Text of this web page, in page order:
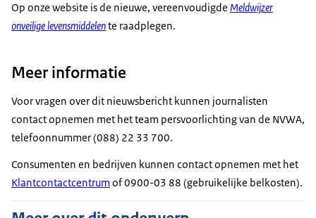
Op onze website is de nieuwe, vereenvoudigde Meldwijzer
onveilige levensmiddelente raadplegen.
Meer informatie
Voor vragen over dit nieuwsbericht kunnen journalisten
contact opnemen met het team persvoorlichting van de NVWA,
telefoonnummer (088) 22 33 700.
Consumenten en bedrijven kunnen contact opnemen met het
Klantcontactcentrum of 0900-03 88 (gebruikelijke belkosten).